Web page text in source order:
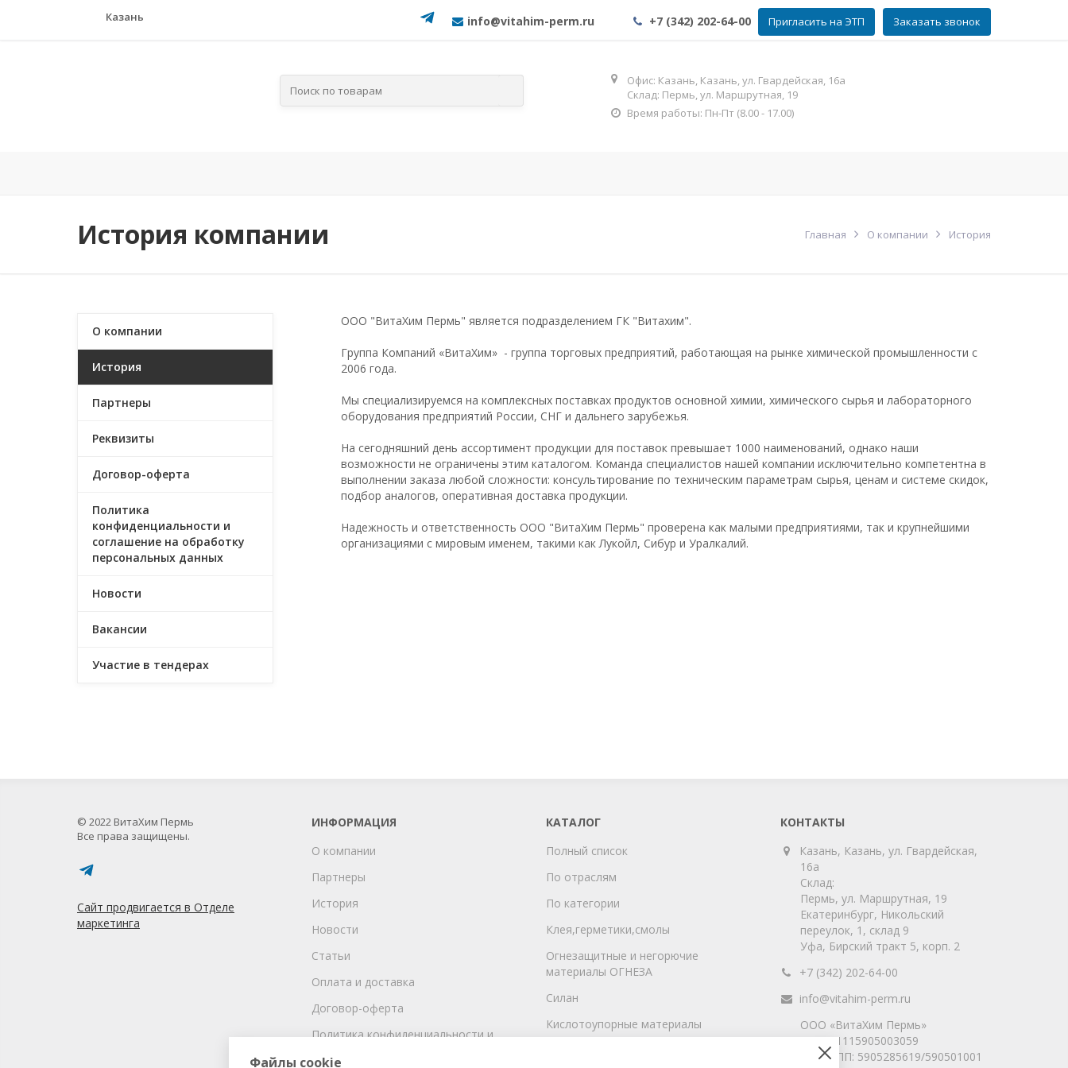
Казань info@vitahim-perm.ru +7 (342) 202-64-00 Заказать звонок
Пригласить на ЭТП
Офис: Казань, Казань, ул. Гвардейская, 16а
Склад: Пермь, ул. Маршрутная, 19
Время работы: Пн-Пт (8.00 - 17.00)
История компании Главная О компании История
ООО "ВитаХим Пермь" является подразделением ГК "Витахим".
Группа Компаний «ВитаХим» - группа торговых предприятий, работающая на рынке химической промышленности с
2006 года.
Мы специализируемся на комплексных поставках продуктов основной химии, химического сырья и лабораторного
оборудования предприятий России, СНГ и дальнего зарубежья.
На сегодняшний день ассортимент продукции для поставок превышает 1000 наименований, однако наши
возможности не ограничены этим каталогом. Команда специалистов нашей компании исключительно компетентна в
выполнении заказа любой сложности: консультирование по техническим параметрам сырья, ценам и системе скидок,
подбор аналогов, оперативная доставка продукции.
Надежность и ответственность ООО "ВитаХим Пермь" проверена как малыми предприятиями, так и крупнейшими
организациями с мировым именем, такими как Лукойл, Сибур и Уралкалий.
О компании
История
Партнеры
Реквизиты
Договор-оферта
Политика
конфиденциальности и
соглашение на обработку
персональных данных
Новости
Вакансии
Участие в тендерах
ИНФОРМАЦИЯ
О компании
Партнеры
История
Новости
Статьи
Оплата и доставка
Договор-оферта
Политика конфиденциальности и
КАТАЛОГ
Полный список
По отраслям
По категории
Клея,герметики,смолы
Огнезащитные и негорючие
материалы ОГНЕЗА
Силан
Кислотоупорные материалы
КОНТАКТЫ
Казань, Казань, ул. Гвардейская,
16а
Склад:
Пермь, ул. Маршрутная, 19
Екатеринбург, Никольский
переулок, 1, склад 9
Уфа, Бирский тракт 5, корп. 2
+7 (342) 202-64-00
info@vitahim-perm.ru
ООО «ВитаХим Пермь»
ОГРН: 1115905003059
ИНН/КПП: 5905285619/590501001
© 2022 ВитаХим Пермь
Все права защищены.
Сайт продвигается в Отделе
маркетинга
Файлы cookie